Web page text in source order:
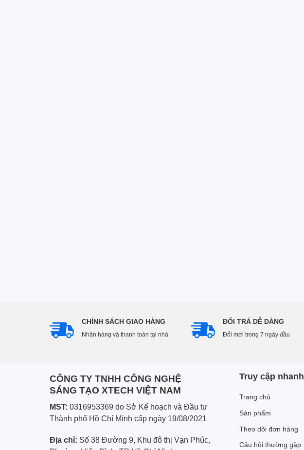
CHÍNH SÁCH GIAO HÀNG
Nhận hàng và thanh toán tại nhà
ĐỔI TRẢ DỄ DÀNG
Đổi mới trong 7 ngày đầu
CÔNG TY TNHH CÔNG NGHỆ
SÁNG TẠO XTECH VIỆT NAM
MST: 0316953369 do Sở Kế hoạch và Đầu tư
Thành phố Hồ Chí Minh cấp ngày 19/08/2021
Địa chỉ: Số 38 Đường 9, Khu đô thị Vạn Phúc,
Truy cập nhanh
Trang chủ
Sản phẩm
Theo dõi đơn hàng
Câu hỏi thường gặp